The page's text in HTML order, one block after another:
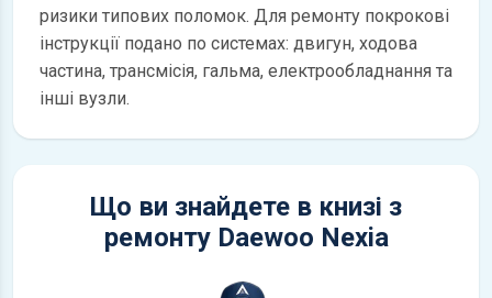
ризики типових поломок. Для ремонту покрокові
інструкції подано по системах: двигун, ходова
частина, трансмісія, гальма, електрообладнання та
інші вузли.
Що ви знайдете в книзі з
ремонту Daewoo Nexia